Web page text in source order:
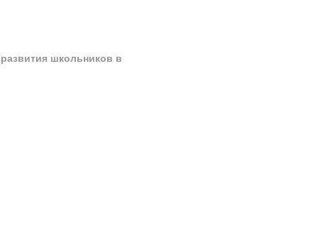
школьников в